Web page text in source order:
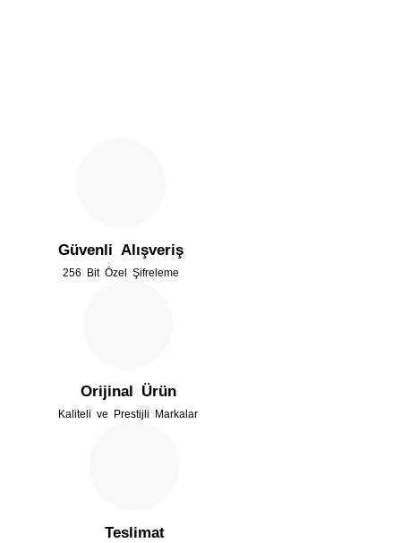
Ürün bilgilerinde hatalar bulunuyor.
Ürün fiyatı diğer sitelerden daha pahalı.
Güvenli Alışveriş
256 Bit Özel Şifreleme
Orijinal Ürün
Kaliteli ve Prestijli Markalar
Teslimat